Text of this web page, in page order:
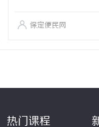
保定便民网
热门课程